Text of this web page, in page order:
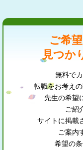
ご希
見つか
無料で
転職をお考え
先生の希望
ご紹
サイトに掲載
ご案内
希望の